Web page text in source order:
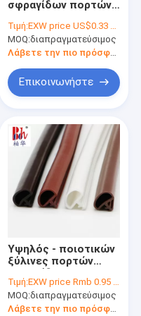
πορτών
σφραγίδων πορτών
ξύλινη
Τιμή:EXW price US$0.33 per meter
MOQ:διαπραγματεύσιμος
Λάβετε την πιο πρόσφατη τιμή
Επικοινωνήστε
Υψηλός - ποιοτικών
ξύλινες πορτών
κοβάλτιο-
εξωθημένες λουρίδα
Δ λαστιχένιες
Τιμή:EXW price Rmb 0.95 per meter
MOQ:διαπραγματεύσιμος
Λάβετε την πιο πρόσφατη τιμή